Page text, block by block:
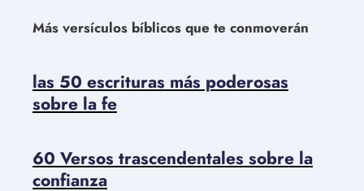
Más versículos bíblicos que te conmoverán
las 50 escrituras más poderosas
sobre la fe
60 Versos trascendentales sobre la
confianza